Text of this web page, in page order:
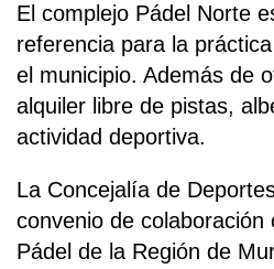
El complejo Pádel Norte
referencia para la
el municipio. Además de
alquiler libre de pistas,
actividad deportiva.
La Concejalía de
convenio de colaboración
Pádel de la Región de